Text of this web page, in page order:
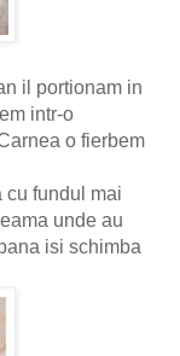
il portionam in
intr-o
o fierbem
cu fundul mai
unde au
isi schimba